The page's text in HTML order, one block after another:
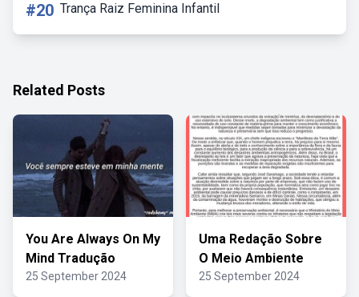
#20 Trança Raiz Feminina Infantil
Related Posts
You Are Always On My
Mind Tradução
25 September 2024
Uma Redação Sobre
O Meio Ambiente
25 September 2024